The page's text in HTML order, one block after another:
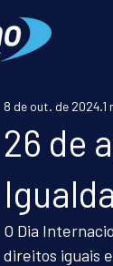
26 de
8 de out. de 2024 1
O Dia
direitos iguais